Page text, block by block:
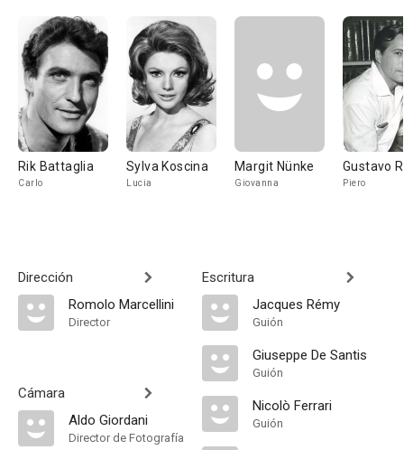
Rik Battaglia
Carlo
Sylva Koscina
Lucia
Margit Nünke
Giovanna
Gustavo
Piero
Dirección
Romolo Marcellini
Director
Cámara
Aldo Giordani
Director de Fotografía
Escritura
Jacques Rémy
Guión
Giuseppe De Santis
Guión
Nicolò Ferrari
Guión